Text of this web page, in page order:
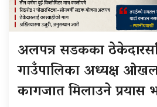
अलपत्र सडकका
गाउँपालिका अध्यक्ष
कागजात मिलाउने